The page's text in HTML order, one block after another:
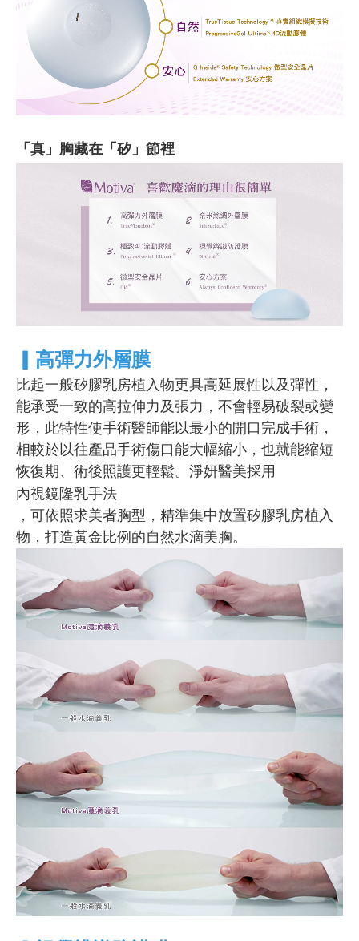
「真」胸藏在「矽」節裡
高彈力外層膜
比起一般矽膠乳房植入物更具高延展性以及彈性，
能承受一致的高拉伸力及張力，不會輕易破裂或變
形，此特性使手術醫師能以最小的開口完成手術，
相較於以往產品手術傷口能大幅縮小，也就能縮短
恢復期、術後照護更輕鬆。淨妍醫美採用
內視鏡隆乳手法
，可依照求美者胸型，精準集中放置矽膠乳房植入
物，打造黃金比例的自然水滴美胸。